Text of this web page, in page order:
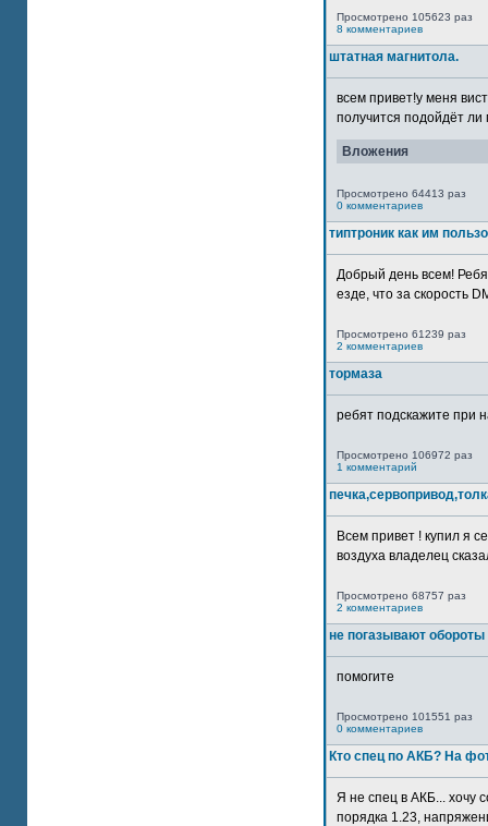
Просмотрено 105623 раз
8 комментариев
штатная магнитола.
всем привет!у меня
получится подойдёт ли
Вложения
Просмотрено 64413 раз
0 комментариев
типтроник как им
Добрый день всем!
езде, что за скорость
Просмотрено 61239 раз
2 комментариев
тормаза
ребят подскажите при
Просмотрено 106972 раз
1 комментарий
Всем привет ! купил я
воздуха владелец
Просмотрено 68757 раз
2 комментариев
не погазывают обороты
помогите
Просмотрено 101551 раз
0 комментариев
Кто спец по АКБ? На
Я не спец в АКБ... хочу
порядка 1.23,